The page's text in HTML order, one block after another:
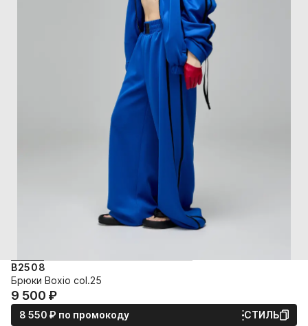
B2508
Брюки Boxio col.25
9 500⁠ ⁠₽
8 550⁠ ⁠₽ по промокоду
СТИЛЬ